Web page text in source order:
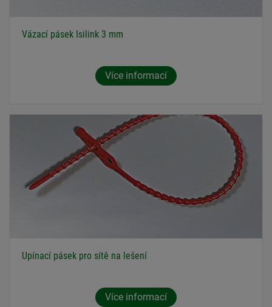
Vázací pásek Isilink 3 mm
Více informací
Upínací pásek pro sítě na lešení
Více informací